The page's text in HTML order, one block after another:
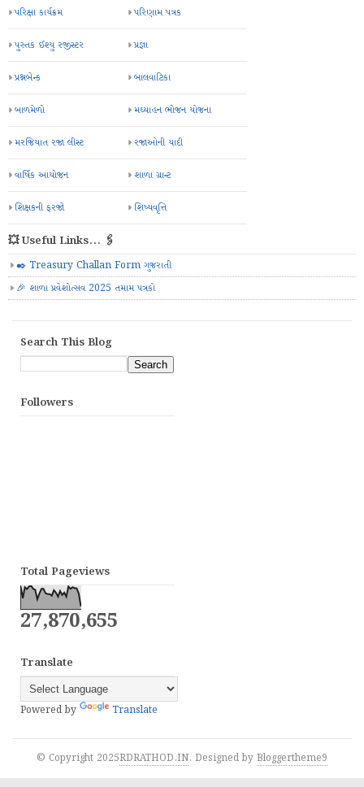
પરિક્ષા કાર્યક્રમ પરિણામ પત્રક
પુસ્તક ઈશ્યુ રજીસ્ટર પ્રજ્ઞા
પ્રશ્નબેન્ક બાલવાટિકા
બાળમેળો મઘ્યાહન ભોજન યોજના
મરજિયાત રજા લીસ્ટ રજાઓની યાદી
વાર્ષિક આયોજન શાળા ગ્રાન્ટ
શિક્ષકની ફરજો શિષ્યવૃત્તિ
💥 Useful Links... 🖇️
✒️ Treasury Challan Form ગુજરાતી
🎉 શાળા પ્રવેશોત્સવ 2025 તમામ પત્રકો
Search This Blog
Followers
Total Pageviews
27,870,655
Translate
Powered by Translate
© Copyright 2025RDRATHOD.IN. Designed by Bloggertheme9